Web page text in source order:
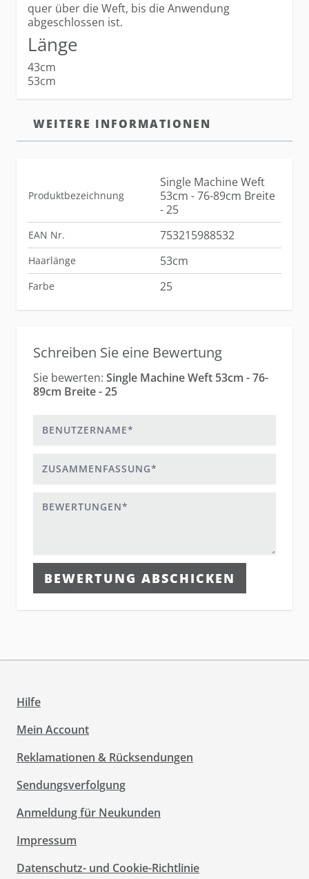
quer über die Weft, bis die Anwendung
abgeschlossen ist.
Länge
43cm
53cm
WEITERE INFORMATIONEN
Produktbezeichnung
Single Machine Weft
53cm - 76-89cm Breite
- 25
EAN Nr. 753215988532
Haarlänge 53cm
Farbe 25
Schreiben Sie eine Bewertung
Sie bewerten: Single Machine Weft 53cm - 76-
89cm Breite - 25
BEWERTUNG ABSCHICKEN
Hilfe
Mein Account
Reklamationen & Rücksendungen
Sendungsverfolgung
Anmeldung für Neukunden
Impressum
Datenschutz- und Cookie-Richtlinie